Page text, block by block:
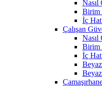
Nasıl
Birim
İç
Çalışan
Nasıl
Birim
İç